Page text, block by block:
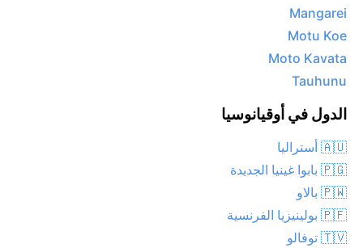
Mangarei
Motu Koe
Moto Kavata
Tauhunu
الدول في أوقيانوسيا
🇦🇺 أستراليا
🇵🇬 بابوا غينيا الجديدة
🇵🇼 بالاو
🇵🇫 بولينيزيا الفرنسية
🇹🇻 توفالو